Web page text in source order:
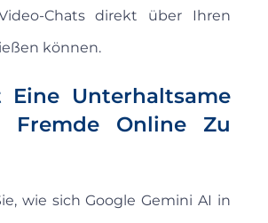
Chats direkt über Ihren
können.
Eine Unterhaltsame
Fremde Online Zu
wie sich Google Gemini AI in